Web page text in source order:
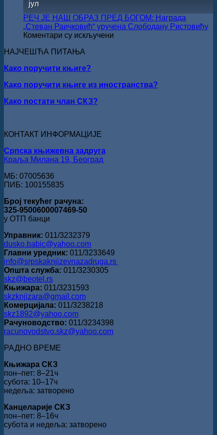
ВРШЦА:
Стефан
Кирилов
поезију
јул
РЕЧ ЈЕ НАШ ОБРАЗ ПРЕД БОГОМ: Награда
„Стеван Раичковић“ уручена Слободану Ристовићу
Коментари су искључени
БОГОМ:
НАЈЧЕШЋА ПИТАЊА
Како поручити књиге?
Како поручити књиге из иностранства?
Како постати члан СКЗ?
КОНТАКТ ИНФОРМАЦИЈЕ
Српска књижевна задруга
Краља Милана 19, Београд
МБ: 07005636
ПИБ: 100155835
Број текућег рачуна:
325-9500600007469-50
у ОТП банци
Управник: 011/3232379
dusko.babic@yahoo.com
Главни уредник: 011/3233649
info@srpskaknjizevnazadruga.rs
Општа служба: 011/3230305
skz@beotel.rs
Књижара: 011/3231593
skzknjizara@gmail.com
Комерцијала: 011/3238218
skz1892@yahoo.com
Рачуноводство: 011/3234398
racunovodstvo.skz@yahoo.com
РАДНО ВРЕМЕ
Књижара СКЗ
пон‒пет: 8‒21ч
субота: 10‒17ч
недеља: затворено
Канцеларије СКЗ
пон‒пет: 8‒16ч
субота и недеља: затворено